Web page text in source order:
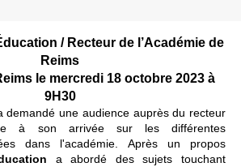
/ Recteur de l’Académie de
Reims
le mercredi 18 octobre 2023 à
9H30
demandé une audience auprès du recteur
à son arrivée sur les différentes
dans l'académie. Après un propos
a abordé des sujets touchant